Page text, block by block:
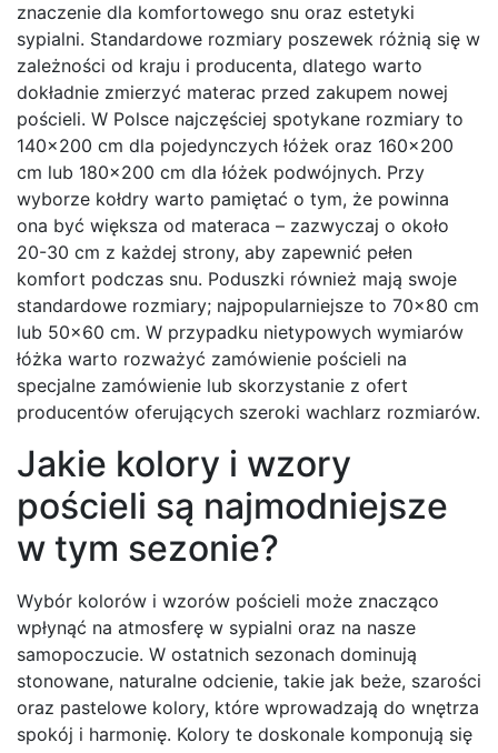
znaczenie dla komfortowego snu oraz estetyki
sypialni. Standardowe rozmiary poszewek różnią się w
zależności od kraju i producenta, dlatego warto
dokładnie zmierzyć materac przed zakupem nowej
pościeli. W Polsce najczęściej spotykane rozmiary to
140×200 cm dla pojedynczych łóżek oraz 160×200
cm lub 180×200 cm dla łóżek podwójnych. Przy
wyborze kołdry warto pamiętać o tym, że powinna
ona być większa od materaca – zazwyczaj o około
20-30 cm z każdej strony, aby zapewnić pełen
komfort podczas snu. Poduszki również mają swoje
standardowe rozmiary; najpopularniejsze to 70×80 cm
lub 50×60 cm. W przypadku nietypowych wymiarów
łóżka warto rozważyć zamówienie pościeli na
specjalne zamówienie lub skorzystanie z ofert
producentów oferujących szeroki wachlarz rozmiarów.
Jakie kolory i wzory
pościeli są najmodniejsze
w tym sezonie?
Wybór kolorów i wzorów pościeli może znacząco
wpłynąć na atmosferę w sypialni oraz na nasze
samopoczucie. W ostatnich sezonach dominują
stonowane, naturalne odcienie, takie jak beże, szarości
oraz pastelowe kolory, które wprowadzają do wnętrza
spokój i harmonię. Kolory te doskonale komponują się